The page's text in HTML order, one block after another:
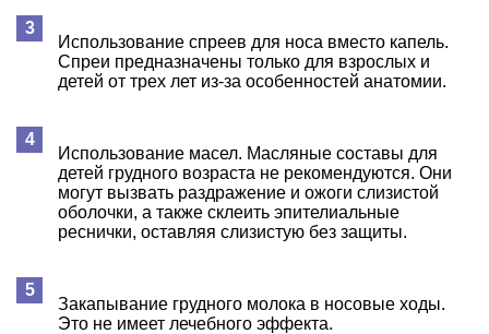
Использование спреев для носа вместо капель.
Спреи предназначены только для взрослых и
детей от трех лет из-за особенностей анатомии.
Использование масел. Масляные составы для
детей грудного возраста не рекомендуются. Они
могут вызвать раздражение и ожоги слизистой
оболочки, а также склеить эпителиальные
реснички, оставляя слизистую без защиты.
Закапывание грудного молока в носовые ходы.
Это не имеет лечебного эффекта.